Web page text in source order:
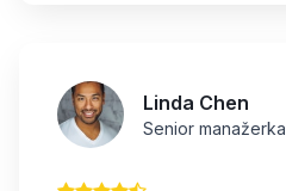
Linda Chen
Senior manažerka